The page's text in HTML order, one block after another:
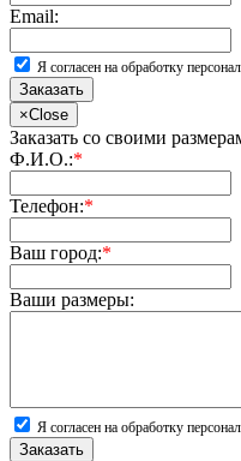
Email:
Я согласен на обработку
Заказать
×Close
Заказать со своими
Ф.И.О.:*
Телефон:*
Ваш город:*
Ваши размеры:
Я согласен на обработку
Заказать